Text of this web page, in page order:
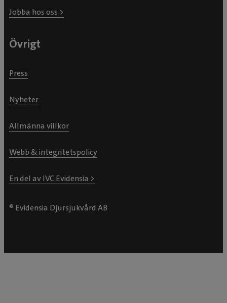
Jobba hos oss >
Övrigt
Press
Nyheter
Allmänna villkor
Webb & integritetspolicy
En del av IVC Evidensia >
® Evidensia Djursjukvård AB